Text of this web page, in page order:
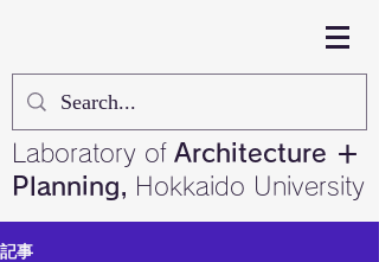
Laboratory of Architecture ＋
Planning, Hokkaido University
記事